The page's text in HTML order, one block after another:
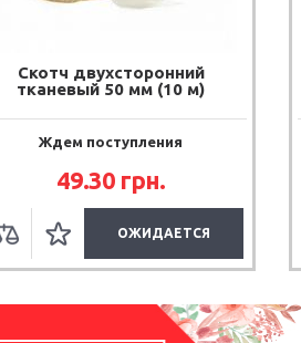
Скотч двухсторонний
тканевый 50 мм (10 м)
Ждем поступления
49.30 грн.
ОЖИДАЕТСЯ